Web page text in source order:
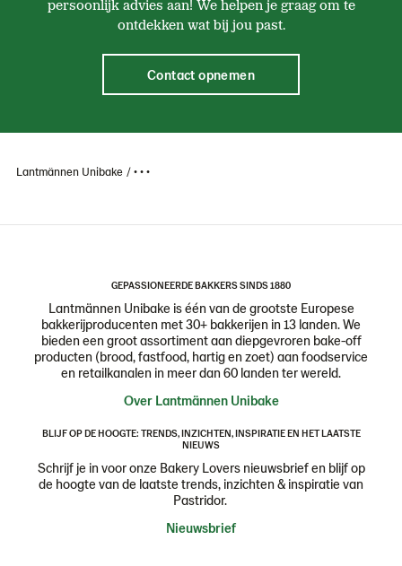
persoonlijk advies aan! We helpen je graag om te
ontdekken wat bij jou past.
Contact opnemen
Lantmännen Unibake • • •
GEPASSIONEERDE BAKKERS SINDS 1880
Lantmännen Unibake is één van de grootste Europese
bakkerijproducenten met 30+ bakkerijen in 13 landen. We
bieden een groot assortiment aan diepgevroren bake-off
producten (brood, fastfood, hartig en zoet) aan foodservice
en retailkanalen in meer dan 60 landen ter wereld.
Over Lantmännen Unibake
BLIJF OP DE HOOGTE: TRENDS, INZICHTEN, INSPIRATIE EN HET LAATSTE
NIEUWS
Schrijf je in voor onze Bakery Lovers nieuwsbrief en blijf op
de hoogte van de laatste trends, inzichten & inspiratie van
Pastridor.
Nieuwsbrief